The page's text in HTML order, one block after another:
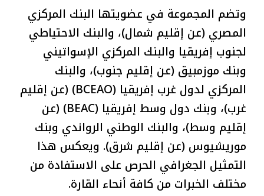
وتضم المجموعة في عضويتها البنك المركزي
المصري (عن إقليم شمال)، والبنك الاحتياطي
لجنوب إفريقيا والبنك المركزي الإسواتيني
وبنك موزمبيق (عن إقليم جنوب)، والبنك
المركزي لدول غرب إفريقيا (BCEAO) (عن إقليم
غرب)، وبنك دول وسط إفريقيا (BEAC) (عن
إقليم وسط)، والبنك الوطني الرواندي وبنك
موريشيوس (عن إقليم شرق). ويعكس هذا
التمثيل الجغرافي الحرص على الاستفادة من
مختلف الخبرات من كافة أنحاء القارة.